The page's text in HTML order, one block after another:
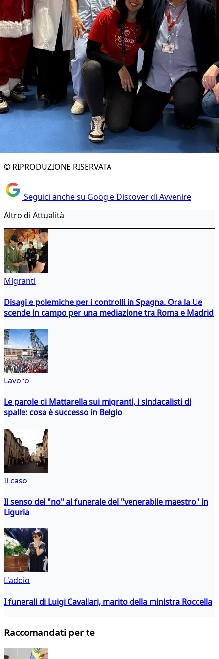
© RIPRODUZIONE RISERVATA
Seguici anche su Google Discover di Avvenire
Altro di Attualità
Migranti
Disagi e polemiche per i controlli in Spagna. Ora la Ue
scende in campo per una mediazione tra Roma e Madrid
Lavoro
Le parole di Mattarella sui migranti, i sindacalisti di
spalle: cosa è successo in Belgio
Il caso
Il senso del "no" al funerale del "venerabile maestro" in
Liguria
L'addio
I funerali di Luigi Cavallari, marito della ministra Roccella
Raccomandati per te